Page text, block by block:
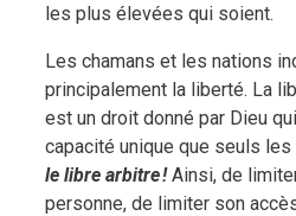
les plus élevées qui soient.
Les chamans et les nations
principalement la liberté. La
est un droit donné par Dieu
capacité unique que seuls
le libre arbitre !Ainsi, de
personne, de limiter son